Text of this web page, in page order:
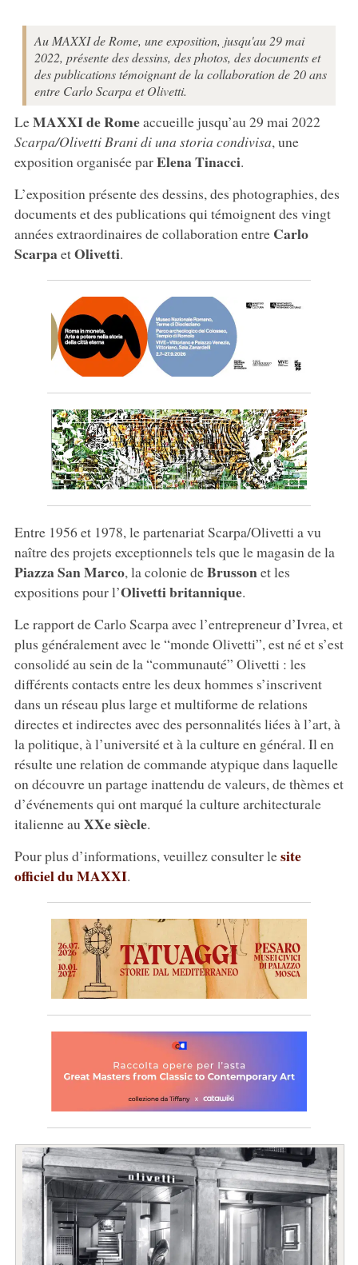
Au MAXXI de Rome, une exposition, jusqu'au 29 mai
2022, présente des dessins, des photos, des documents et
des publications témoignant de la collaboration de 20 ans
entre Carlo Scarpa et Olivetti.
LeMAXXI de Romeaccueille jusqu’au 29 mai 2022
Scarpa/Olivetti Brani di una storia condivisa, une
exposition organisée parElena Tinacci.
L’exposition présente des dessins, des photographies, des
documents et des publications qui témoignent des vingt
années extraordinaires de collaboration entre Carlo
ScarpaetOlivetti.
Entre 1956 et 1978, le partenariat Scarpa/Olivetti a vu
naître des projets exceptionnels tels que le magasin de la
Piazza San Marco, la colonie deBrussonet les
expositions pour l’Olivetti britannique.
Le rapport de Carlo Scarpa avec l’entrepreneur d’Ivrea, et
plus généralement avec le “monde Olivetti”, est né et s’est
consolidé au sein de la “communauté” Olivetti : les
différents contacts entre les deux hommes s’inscrivent
dans un réseau plus large et multiforme de relations
directes et indirectes avec des personnalités liées à l’art, à
la politique, à l’université et à la culture en général. Il en
résulte une relation de commande atypique dans laquelle
on découvre un partage inattendu de valeurs, de thèmes et
d’événements qui ont marqué la culture architecturale
italienne au XXe siècle.
Pour plus d’informations, veuillez consulter lesite
officiel du MAXXI.